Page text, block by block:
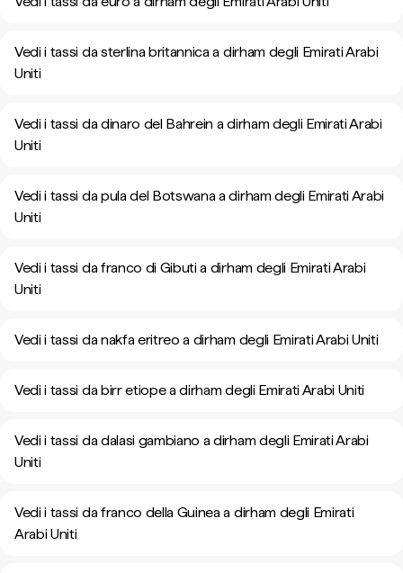
Vedi i tassi da sterlina britannica a dirham degli Emirati Arabi
Uniti
Vedi i tassi da dinaro del Bahrein a dirham degli Emirati Arabi
Uniti
Vedi i tassi da pula del Botswana a dirham degli Emirati Arabi
Uniti
Vedi i tassi da franco di Gibuti a dirham degli Emirati Arabi
Uniti
Vedi i tassi da nakfa eritreo a dirham degli Emirati Arabi Uniti
Vedi i tassi da birr etiope a dirham degli Emirati Arabi Uniti
Vedi i tassi da dalasi gambiano a dirham degli Emirati Arabi
Uniti
Vedi i tassi da franco della Guinea a dirham degli Emirati
Arabi Uniti